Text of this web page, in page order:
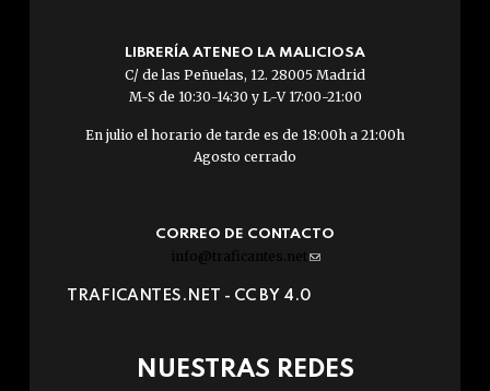
LIBRERÍA ATENEO LA MALICIOSA
C/ de las Peñuelas, 12. 28005 Madrid
M-S de 10:30-14:30 y L-V 17:00-21:00
En julio el horario de tarde es de 18:00h a 21:00h
Agosto cerrado
CORREO DE CONTACTO
info@traficantes.net (link
e-
TRAFICANTES.NET - CC BY 4.0
NUESTRAS REDES